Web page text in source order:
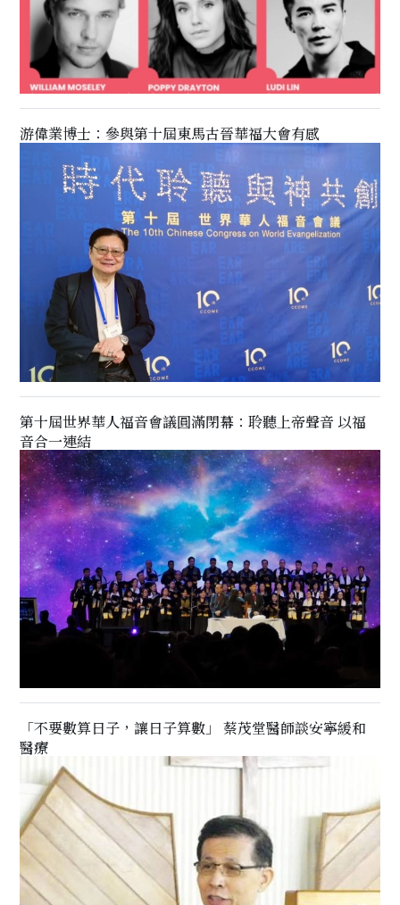
游偉業博士：參與第十屆東馬古晉華福大會有感
第十屆世界華人福音會議圓滿閉幕：聆聽上帝聲音 以福
音合一連結
「不要數算日子，讓日子算數」 蔡茂堂醫師談安寧緩和
醫療